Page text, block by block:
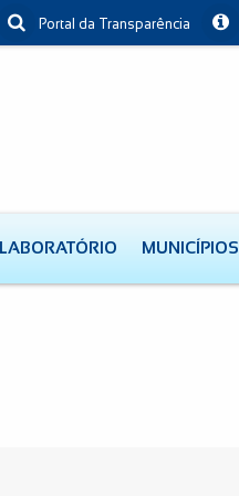
Portal da Transparência
LABORATÓRIO MUNICÍPIOS